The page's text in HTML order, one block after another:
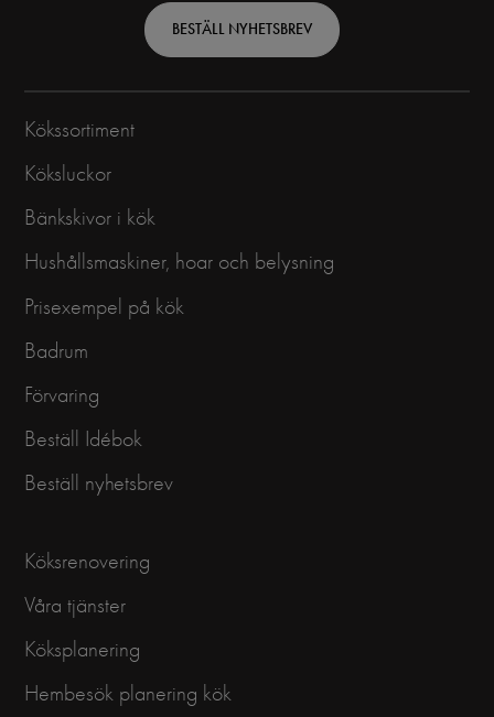
SwedishBESTÄLL NYHETSBREV
Kökssortiment
Köksluckor
Bänkskivor i kök
Hushållsmaskiner, hoar och belysning
Prisexempel på kök
Badrum
Förvaring
Beställ Idébok
Beställ nyhetsbrev
Köksrenovering
Våra tjänster
Köksplanering
Hembesök planering kök